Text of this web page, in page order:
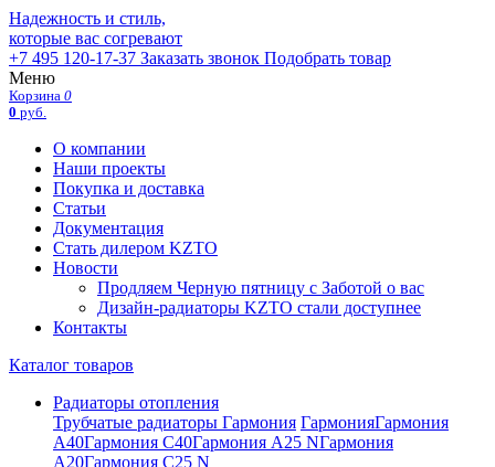
Надежность и стиль,
которые вас согревают
+7 495 120-17-37 Заказать звонок Подобрать товар
Меню
Корзина 0
0 руб.
О компании
Наши проекты
Покупка и доставка
Статьи
Документация
Стать дилером KZTO
Новости
Продляем Черную пятницу с Заботой о вас
Дизайн-радиаторы KZTO стали доступнее
Контакты
Каталог товаров
Радиаторы отопления
Трубчатые радиаторы Гармония ГармонияГармония
А40Гармония С40Гармония А25 NГармония
А20Гармония С25 N